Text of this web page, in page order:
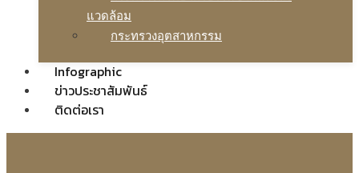
แวดล้อม
กระทรวงอุตสาหกรรม
Infographic
ข่าวประชาสัมพันธ์
ติดต่อเรา